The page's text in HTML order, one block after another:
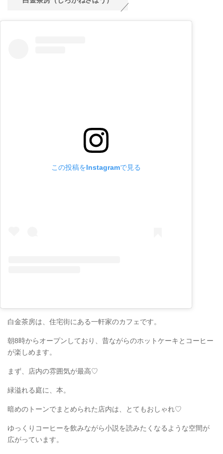
この投稿をInstagramで見る
白金茶房は、住宅街にある一軒家のカフェです。
朝8時からオープンしており、昔ながらのホットケーキとコーヒー
が楽しめます。
まず、店内の雰囲気が最高♡
緑溢れる庭に、本。
暗めのトーンでまとめられた店内は、とてもおしゃれ♡
ゆっくりコーヒーを飲みながら小説を読みたくなるような空間が
広がっています。